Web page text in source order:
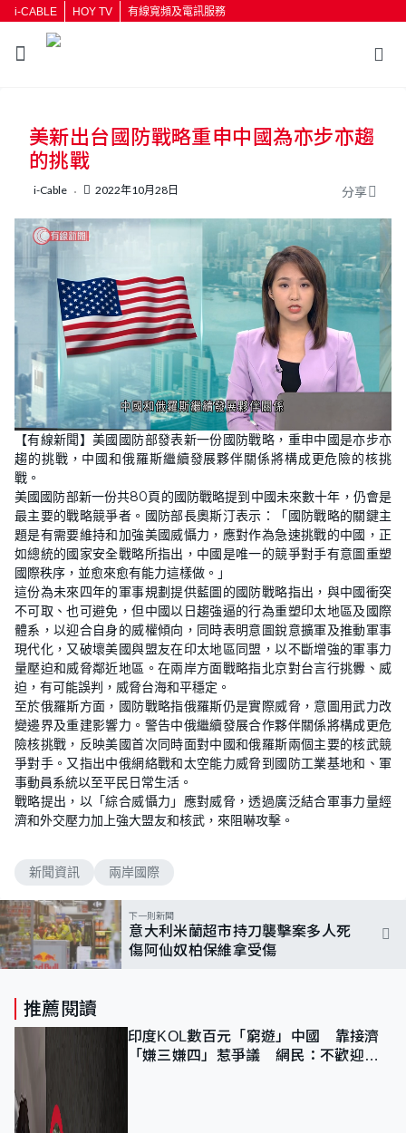
i-CABLE HOY TV 有線寬頻及電訊服務
按輸入鍵開始搜尋
美新出台國防戰略重申中國為亦步亦趨
的挑戰
i-Cable 2022年10月28日 分享
U
n
m
u
L
o
a
d
e
3
8
.
6
2
%
【有線新聞】美國國防部發表新一份國防戰略，重申中國是亦步亦
趨的挑戰，中國和俄羅斯繼續發展夥伴關係將構成更危險的核挑
戰。
美國國防部新一份共80頁的國防戰略提到中國未來數十年，仍會是
最主要的戰略競爭者。國防部長奧斯汀表示：「國防戰略的關鍵主
題是有需要維持和加強美國威懾力，應對作為急速挑戰的中國，正
如總統的國家安全戰略所指出，中國是唯一的競爭對手有意圖重塑
國際秩序，並愈來愈有能力這樣做。」
這份為未來四年的軍事規劃提供藍圖的國防戰略指出，與中國衝突
不可取、也可避免，但中國以日趨強逼的行為重塑印太地區及國際
體系，以迎合自身的威權傾向，同時表明意圖銳意擴軍及推動軍事
現代化，又破壞美國與盟友在印太地區同盟，以不斷增強的軍事力
量壓迫和威脅鄰近地區。在兩岸方面戰略指北京對台言行挑釁、威
迫，有可能誤判，威脅台海和平穩定。
至於俄羅斯方面，國防戰略指俄羅斯仍是實際威脅，意圖用武力改
變邊界及重建影響力。警告中俄繼續發展合作夥伴關係將構成更危
險核挑戰，反映美國首次同時面對中國和俄羅斯兩個主要的核武競
爭對手。又指出中俄網絡戰和太空能力威脅到國防工業基地和、軍
事動員系統以至平民日常生活。
戰略提出，以「綜合威懾力」應對威脅，透過廣泛結合軍事力量經
濟和外交壓力加上強大盟友和核武，來阻嚇攻擊。
新聞資訊 兩岸國際
下一則新聞
意大利米蘭超市持刀襲擊案多人死
傷阿仙奴柏保維拿受傷
推薦閱讀
印度KOL數百元「窮遊」中國 靠接濟
「嫌三嫌四」惹爭議 網民：不歡迎劣